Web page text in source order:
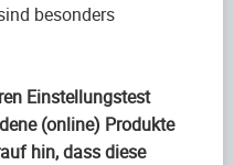
besonders
Einstellungstest
(online) Produkte
hin, dass diese